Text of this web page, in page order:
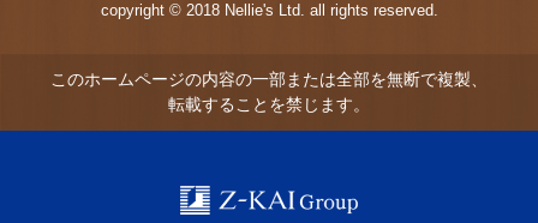
copyright © 2018 Nellie's Ltd. all rights reserved.
このホームページの内容の一部または全部を無断で複製、
転載することを禁じます。